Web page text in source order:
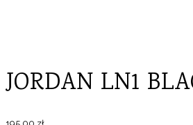
JORDAN LN1